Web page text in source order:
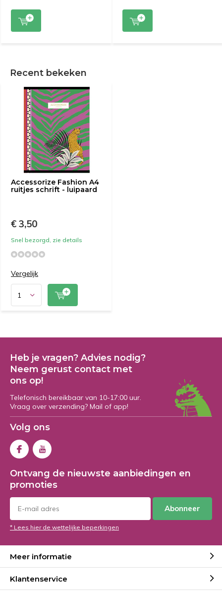
Recent bekeken
Accessorize Fashion A4
ruitjes schrift - luipaard
€ 3,50
Snel bezorgd, zie details
Vergelijk
Heb je vragen? Advies nodig?
Neem gerust contact met
ons op!
Telefonisch bereikbaar van 10-17:00 uur.
Vraag over verzending? Mail of app!
Volg ons
Ontvang de nieuwste aanbiedingen en
promoties
Abonneer
* Lees hier de wettelijke beperkingen
Meer informatie
Klantenservice